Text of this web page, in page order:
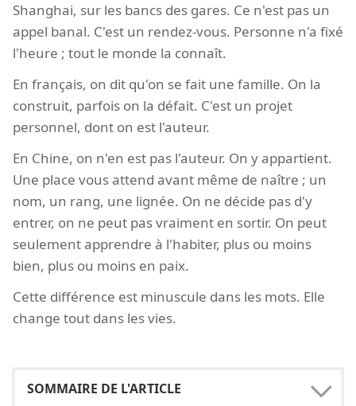
Shanghai, sur les bancs des gares. Ce n'est pas un
appel banal. C'est un rendez-vous. Personne n'a fixé
l'heure ; tout le monde la connaît.
En français, on dit qu'on se fait une famille. On la
construit, parfois on la défait. C'est un projet
personnel, dont on est l'auteur.
En Chine, on n'en est pas l'auteur. On y appartient.
Une place vous attend avant même de naître ; un
nom, un rang, une lignée. On ne décide pas d'y
entrer, on ne peut pas vraiment en sortir. On peut
seulement apprendre à l'habiter, plus ou moins
bien, plus ou moins en paix.
Cette différence est minuscule dans les mots. Elle
change tout dans les vies.